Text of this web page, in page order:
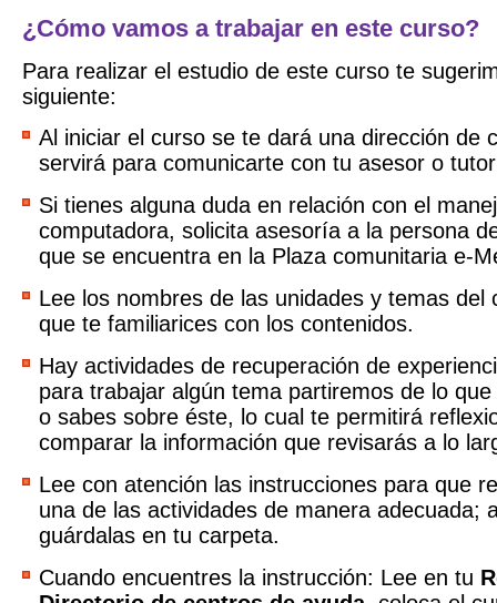
¿Cómo vamos a trabajar en este curso?
Para realizar el estudio de este curso te
siguiente:
Al iniciar el curso se te dará una dirección de
servirá para comunicarte con tu asesor o
Si tienes alguna duda en relación con el
computadora, solicita asesoría a la persona
que se encuentra en la Plaza comunitaria e-
Lee los nombres de las unidades y temas del
que te familiarices con los contenidos.
Hay actividades de recuperación de
para trabajar algún tema partiremos de lo
o sabes sobre éste, lo cual te permitirá
comparar la información que revisarás a lo
Lee con atención las instrucciones para que
una de las actividades de manera adecuada;
guárdalas en tu carpeta.
Cuando encuentres la instrucción: Lee en tu